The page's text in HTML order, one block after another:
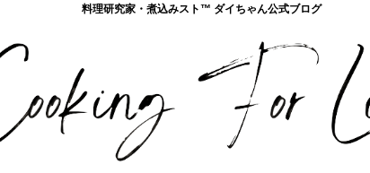
料理研究家・煮込みスト™︎ ダイちゃん公式ブログ